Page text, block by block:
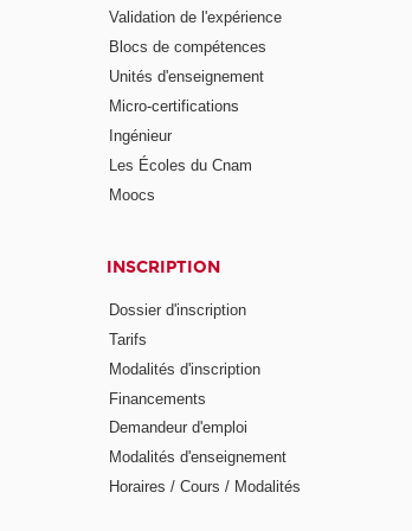
Validation de l'expérience
Blocs de compétences
Unités d'enseignement
Micro-certifications
Ingénieur
Les Écoles du Cnam
Moocs
INSCRIPTION
Dossier d'inscription
Tarifs
Modalités d'inscription
Financements
Demandeur d'emploi
Modalités d'enseignement
Horaires / Cours / Modalités